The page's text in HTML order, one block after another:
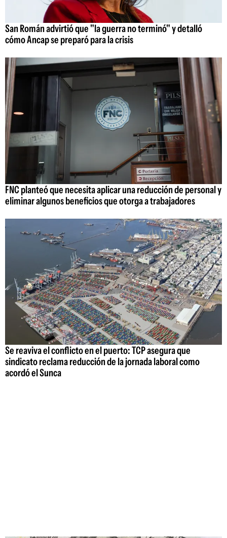
San Román advirtió que "la guerra no terminó" y detalló
cómo Ancap se preparó para la crisis
FNC planteó que necesita aplicar una reducción de personal y
eliminar algunos beneficios que otorga a trabajadores
Se reaviva el conflicto en el puerto: TCP asegura que
sindicato reclama reducción de la jornada laboral como
acordó el Sunca